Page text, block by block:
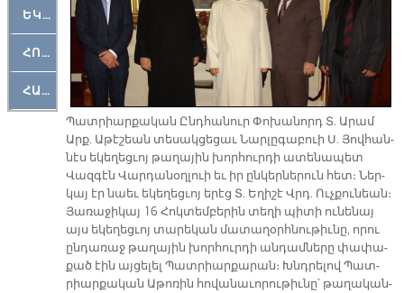
ԵԿԵՂԵՑԱԿԱՆ
ՀՈԳԵՄՏԱՒՈՐ
ՀԱՐԹԱԿ
Պատ­րիար­քա­կան Ընդ­հա­նուր Փո­խա­նորդ Տ. Ա­րամ
Արք. Ա­թէ­շեան տե­սակ­ցե­ցաւ Նար­լը­գա­բուի Ս. Յով­հան­
նէս ե­կե­ղեց­ւոյ թա­ղա­յին խոր­հուր­դի ա­տե­նա­պետ
Վազ­գէն Վար­դա­նօղ­լուի եւ իր ըն­կեր­նե­րուն հետ։ Ներ­
կայ էր նաեւ ե­կե­ղեց­ւոյ ե­րէց Տ. Ե­ղի­շէ Վրդ. Ուչ­քու­նեան։
Յա­ռա­ջի­կայ 16 Հոկ­տեմ­բե­րին տե­ղի պի­տի ու­նե­նայ
այս ե­կե­ղեց­ւոյ տա­րե­կան մա­տա­ղօրհ­նու­թիւ­նը, ո­րու
ըն­դա­ռաջ թա­ղա­յին խոր­հուր­դի ան­դամ­նե­րը փա­փա­
քած էին այ­ցե­լել Պատ­րիար­քա­րան։ Խնդրե­լով Պատ­
րիար­քա­կան Ա­թո­ռին հո­վա­նա­ւո­րու­թիւ­նը՝ թա­ղա­կան­